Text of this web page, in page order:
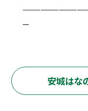
—
安城はな